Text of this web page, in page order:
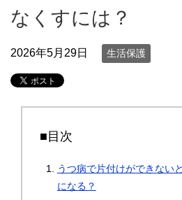
なくすには？
2026年5月29日 生活保護
■目次
うつ病で片付けができない
になる？